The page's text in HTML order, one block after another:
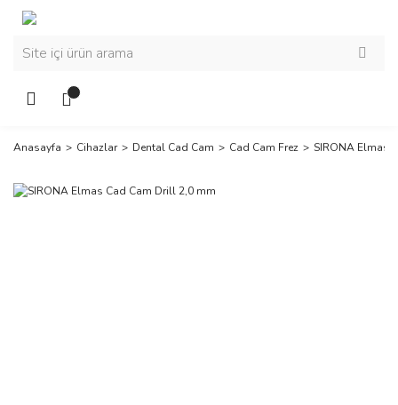
Anasayfa Cihazlar Dental Cad Cam Cad Cam Frez SIRONA Elmas